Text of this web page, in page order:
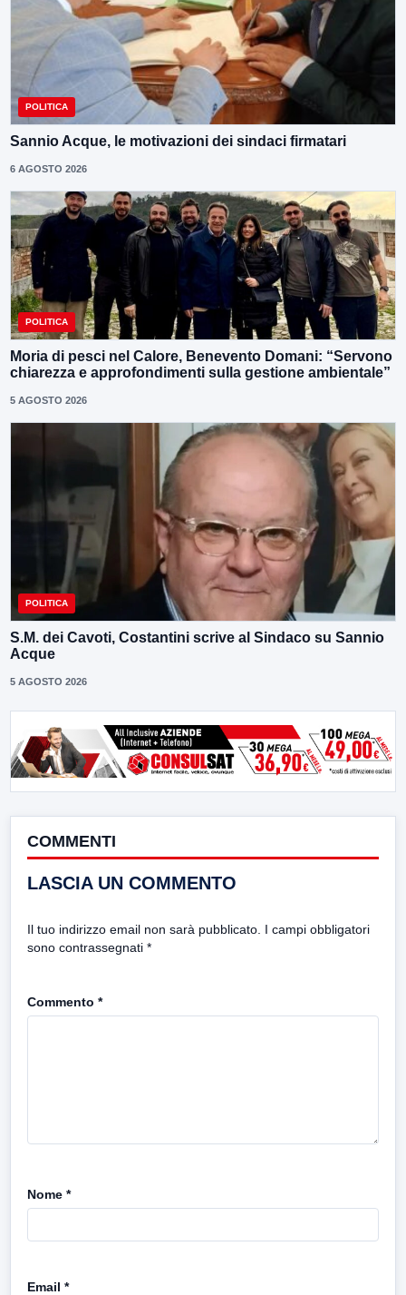
POLITICA
Sannio Acque, le motivazioni dei sindaci firmatari
6 AGOSTO 2026
POLITICA
Moria di pesci nel Calore, Benevento Domani: “Servono
chiarezza e approfondimenti sulla gestione ambientale”
5 AGOSTO 2026
POLITICA
S.M. dei Cavoti, Costantini scrive al Sindaco su Sannio
Acque
5 AGOSTO 2026
COMMENTI
LASCIA UN COMMENTO
Il tuo indirizzo email non sarà pubblicato. I campi obbligatori
sono contrassegnati *
Commento *
Nome *
Email *